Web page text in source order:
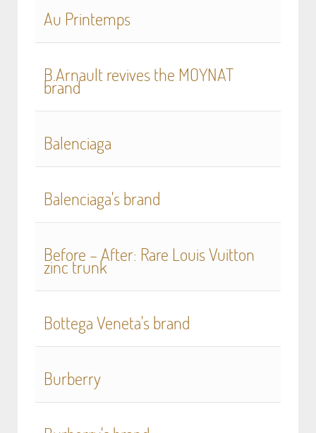
Au Printemps
B.Arnault revives the MOYNAT
brand
Balenciaga
Balenciaga's brand
Before – After: Rare Louis Vuitton
zinc trunk
Bottega Veneta's brand
Burberry